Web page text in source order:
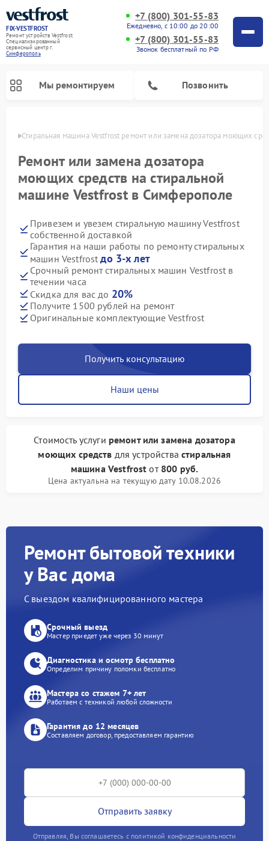
FIX-VESTFROST
Ремонт устройств Vestfrost
Специализированный
cервисный центр г.
Симферополь
+7 (800) 301-55-83
Ежедневно, с 10:00 до 20:00
+7 (800) 301-55-83
Звонок бесплатный по РФ
Мы ремонтируем Позвонить
Стиральная машина Vestfrost ремонт или замена дозатора моющих
Ремонт или замена дозатора
моющих средств на стиральной
машине Vestfrost в Симферополе
Привезем и увезем стиральную машину Vestfrost
собственной доставкой
Гарантия на наши работы по ремонту стиральных
машин Vestfrostдо 3-х лет
Срочный ремонт стиральных машин Vestfrost в
течении часа
Скидка для вас до 20%
Получите 1500 рублей на ремонт
Оригинальные комплектующие Vestfrost
Получить консультацию
Наши цены
Стоимость услуги ремонт или замена дозатора
моющих средств для устройства стиральная
машина Vestfrost от 800 руб.
Цена актуальна на текущую дату 10.08.2026
Ремонт бытовой техники
у Вас дома
С выездом квалифицированного мастера
Срочный выезд
Мастер приедет уже через 30 минут
Диагностика и осмотр бесплатно
Определим причину поломки бесплатно
Мастера со стажем 7+ лет
Работаем с техникой любой сложности
Гарантия до 12 месяцев
Составляем договор, предоставляем гарантию
Отправить заявку
Отправляя, Вы соглашаетесь с политикой конфиденциальности